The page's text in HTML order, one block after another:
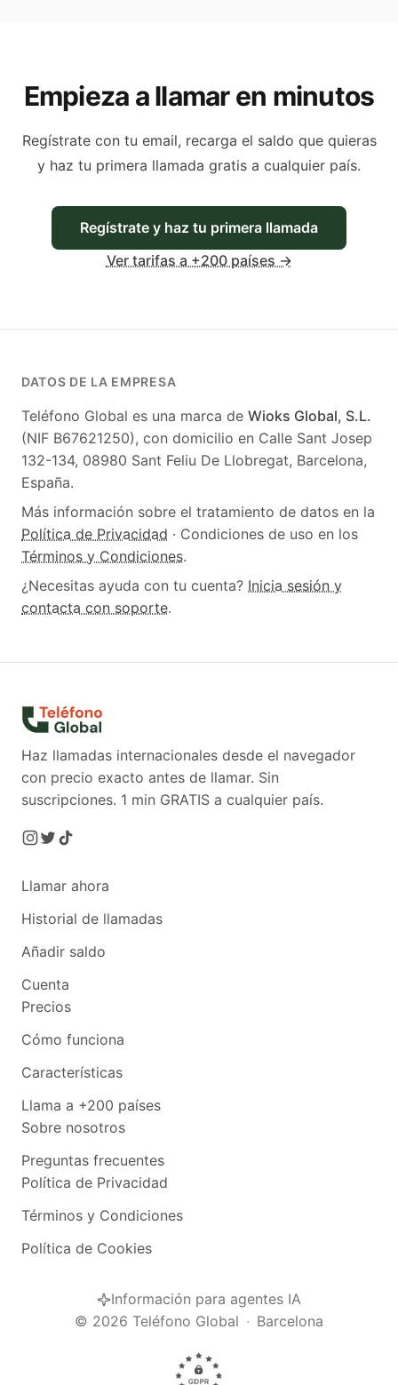
Empieza a llamar en minutos
Regístrate con tu email, recarga el saldo que quieras
y haz tu primera llamada gratis a cualquier país.
Regístrate y haz tu primera llamada
Ver tarifas a +200 países →
DATOS DE LA EMPRESA
Teléfono Global es una marca de Wioks Global, S.L.
(NIF B67621250), con domicilio en Calle Sant Josep
132-134, 08980 Sant Feliu De Llobregat, Barcelona,
España.
Más información sobre el tratamiento de datos en la
Política de Privacidad · Condiciones de uso en los
Términos y Condiciones.
¿Necesitas ayuda con tu cuenta? Inicia sesión y
contacta con soporte.
Haz llamadas internacionales desde el navegador
con precio exacto antes de llamar. Sin
suscripciones. 1 min GRATIS a cualquier país.
Llamar ahora
Historial de llamadas
Añadir saldo
Cuenta
Precios
Cómo funciona
Características
Llama a +200 países
Sobre nosotros
Preguntas frecuentes
Política de Privacidad
Términos y Condiciones
Política de Cookies
Información para agentes IA
© 2026 Teléfono Global · Barcelona